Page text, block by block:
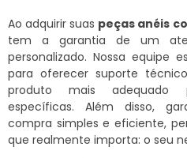
Ao adquirir suas peças anéis
tem a garantia de um
personalizado. Nossa equipe
para oferecer suporte
produto mais adequado
específicas. Além disso,
compra simples e eficiente,
que realmente importa: o seu